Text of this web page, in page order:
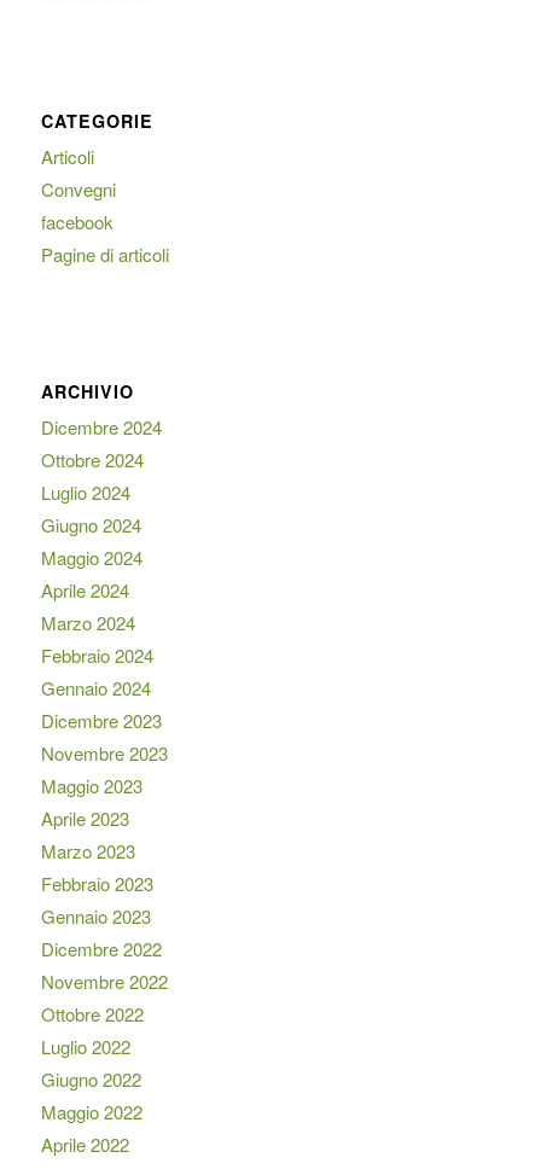
CATEGORIE
Articoli
Convegni
facebook
Pagine di articoli
ARCHIVIO
Dicembre 2024
Ottobre 2024
Luglio 2024
Giugno 2024
Maggio 2024
Aprile 2024
Marzo 2024
Febbraio 2024
Gennaio 2024
Dicembre 2023
Novembre 2023
Maggio 2023
Aprile 2023
Marzo 2023
Febbraio 2023
Gennaio 2023
Dicembre 2022
Novembre 2022
Ottobre 2022
Luglio 2022
Giugno 2022
Maggio 2022
Aprile 2022